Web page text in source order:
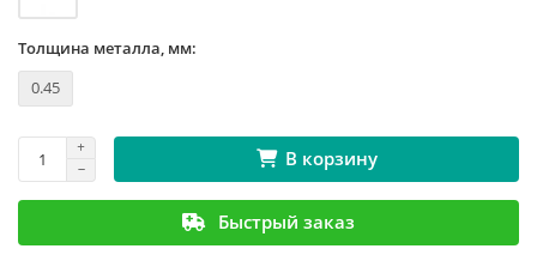
Толщина металла, мм:
0.45
В корзину
Быстрый заказ